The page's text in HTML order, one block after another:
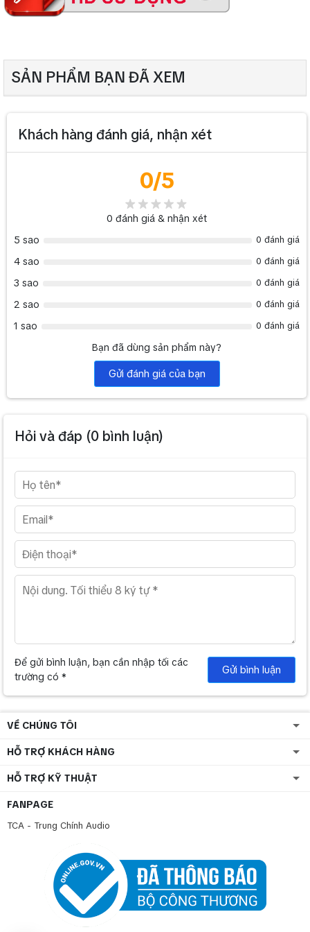
màu xám
>>> Các sản phầm cùng loại khác:Loa cầm tay đeo vai TOA ER-
604W
>>> Các bạn có thể tham khảo thêm thông qua bài viết này của
chúng tôi:Lắp đặt hệ thống âm thanh văn phòng tại công ty
SẢN PHẨM BẠN ĐÃ XEM
Khách hàng đánh giá, nhận xét
0/5
0 đánh giá & nhận xét
5 sao
0 đánh giá
4 sao 0 đánh giá
3 sao 0 đánh giá
2 sao 0 đánh giá
1 sao 0 đánh giá
Bạn đã dùng sản phẩm này?
Gửi đánh giá của bạn
Hỏi và đáp (0 bình luận)
Để gửi bình luận, bạn cần nhập tối các
trường có *
Gửi bình luận
VỀ CHÚNG TÔI
HỖ TRỢ KHÁCH HÀNG
HỖ TRỢ KỸ THUẬT
FANPAGE
TCA - Trung Chính Audio